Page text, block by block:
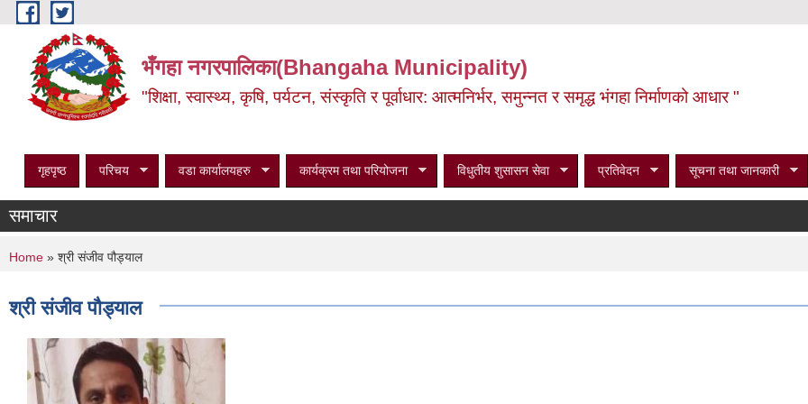
Skip to main content
भँगहा नगरपालिका(Bhangaha Municipality)
"शिक्षा, स्वास्थ्य, कृषि, पर्यटन, संस्कृति र पूर्वाधार: आत्मनिर्भर, समुन्नत र समृद्ध भंगहा निर्माणको आधार "
गृहपृष्ठ परिचय वडा कार्यालयहरु कार्यक्रम तथा परियोजना विधुतीय शुसासन सेवा प्रतिवेदन सूचना तथा जानकारी
समाचार
You are here
Home » श्री संजीव पौड्याल
श्री संजीव पौड्याल